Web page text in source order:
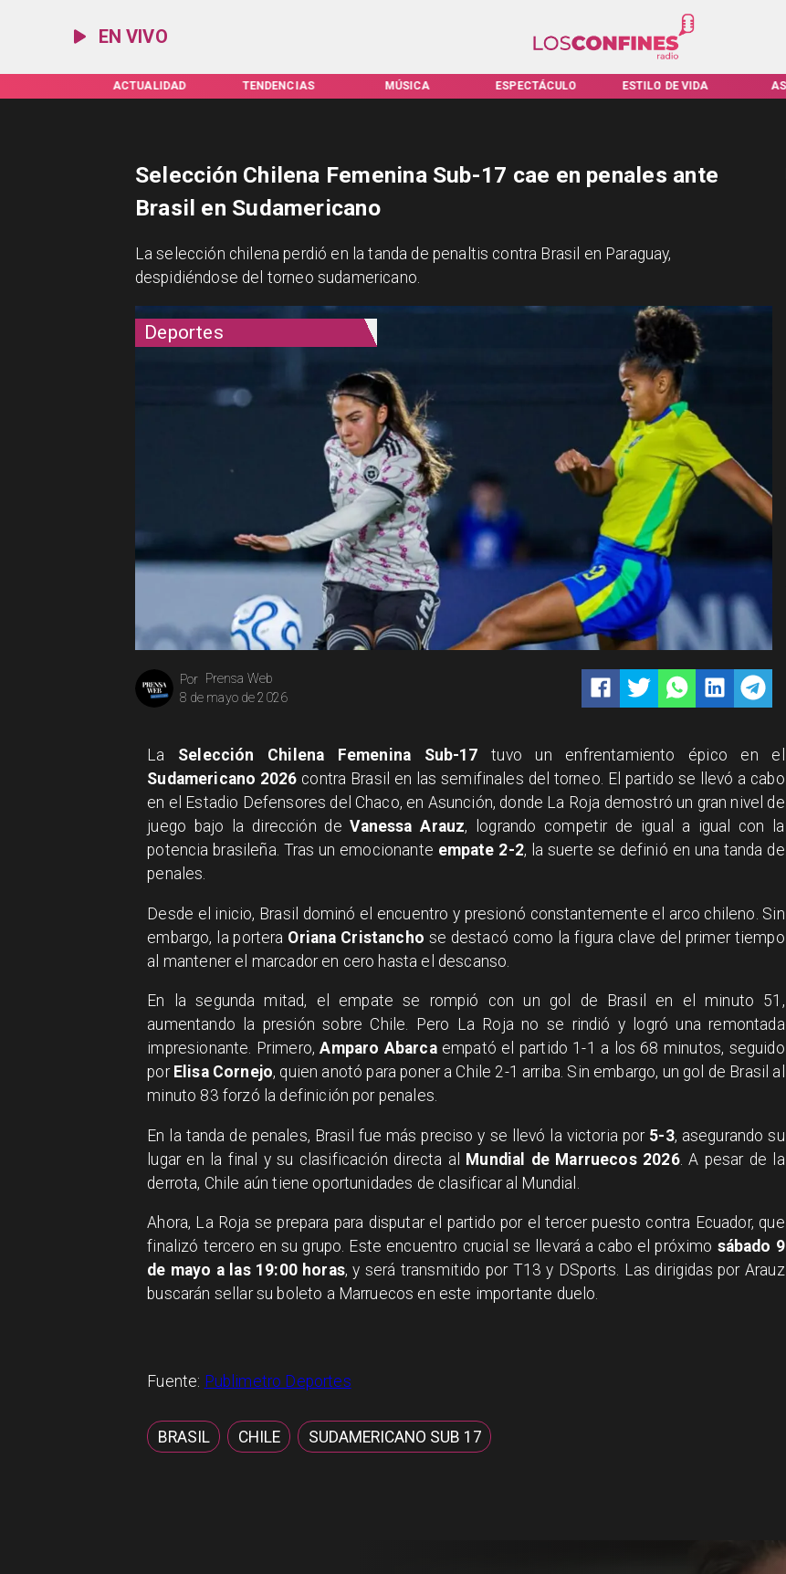
EN VIVO
TENDENCIAS MÚSICA ESPECTÁCULO ESTILO DE VIDA ASTROS
Deportes
Prensa Web
Por
8 de mayo de 2026
Selección Chilena Femenina Sub-17 cae en penales ante
Brasil en Sudamericano
La selección chilena perdió en la tanda de penaltis contra Brasil en Paraguay,
despidiéndose del torneo sudamericano.
La Selección Chilena Femenina Sub-17 tuvo un enfrentamiento épico en el
Sudamericano 2026 contra Brasil en las semifinales del torneo. El partido se llevó a cabo
en el Estadio Defensores del Chaco, en Asunción, donde La Roja demostró un gran nivel de
juego bajo la dirección deVanessa Arauz, logrando competir de igual a igual con la
potencia brasileña. Tras un emocionante empate 2-2, la suerte se definió en una tanda de
penales.
Desde el inicio, Brasil dominó el encuentro y presionó constantemente el arco chileno. Sin
embargo, la portera Oriana Cristancho se destacó como la figura clave del primer tiempo
al mantener el marcador en cero hasta el descanso.
En la segunda mitad, el empate se rompió con un gol de Brasil en el minuto 51,
aumentando la presión sobre Chile. Pero La Roja no se rindió y logró una remontada
impresionante. Primero,Amparo Abarcaempató el partido 1-1 a los 68 minutos, seguido
por Elisa Cornejo, quien anotó para poner a Chile 2-1 arriba. Sin embargo, un gol de Brasil al
minuto 83 forzó la definición por penales.
En la tanda de penales, Brasil fue más preciso y se llevó la victoria por 5-3, asegurando su
lugar en la final y su clasificación directa al Mundial de Marruecos 2026. A pesar de la
derrota, Chile aún tiene oportunidades de clasificar al Mundial.
Ahora, La Roja se prepara para disputar el partido por el tercer puesto contra Ecuador, que
finalizó tercero en su grupo. Este encuentro crucial se llevará a cabo el próximo sábado 9
de mayo a las 19:00 horas, y será transmitido por T13 y DSports. Las dirigidas por Arauz
buscarán sellar su boleto a Marruecos en este importante duelo.
Fuente: Publimetro Deportes
BRASIL CHILE SUDAMERICANO SUB 17